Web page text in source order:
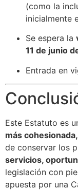
(como la
inicialmente
Se espera la
11 de junio
Entrada en
Este Estatuto es
más
de conservar los
servicios,
legislación con
apuesta por una